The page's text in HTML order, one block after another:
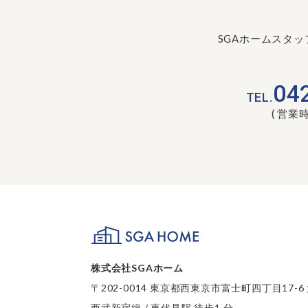
SGAホームスタ
TEL.
( 営業
株式会社SGAホーム
〒202-0014 東京都西東京市富士町四丁目17-6